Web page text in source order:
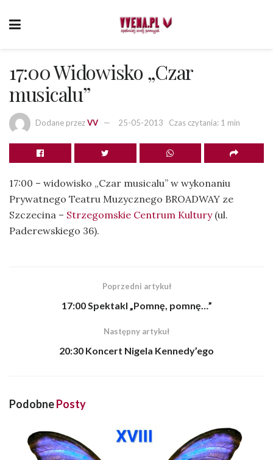
17:00 Widowisko „Czar
musicalu”
Dodane przezVV 25-05-2013 Czas czytania: 1 min
17:00 – widowisko „Czar musicalu” w wykonaniu
Prywatnego Teatru Muzycznego BROADWAY ze
Szczecina – Strzegomskie Centrum Kultury (ul.
Paderewskiego 36).
Poprzedni artykuł
17:00 Spektakl „Pomnę, pomnę…”
Następny artykuł
20:30 Koncert Nigela Kennedy’ego
PodobnePosty